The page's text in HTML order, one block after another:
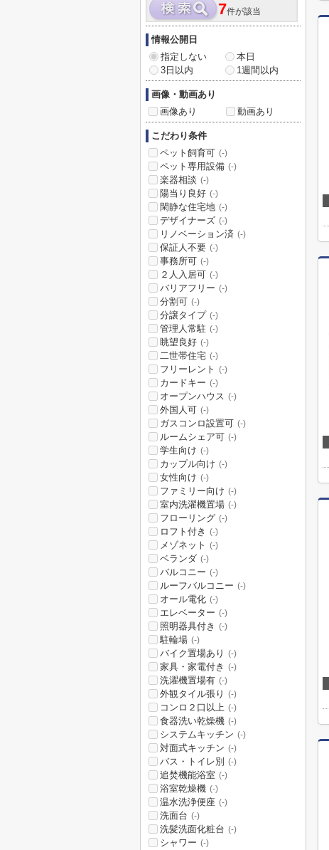
7件が該当
情報公開日
指定しない
本日
3日以内
1週間以内
画像・動画あり
画像あり
動画あり
こだわり条件
ペット飼育可 (-)
ペット専用設備 (-)
楽器相談 (-)
陽当り良好 (-)
閑静な住宅地 (-)
デザイナーズ (-)
リノベーション済 (-)
保証人不要 (-)
事務所可 (-)
２人入居可 (-)
バリアフリー (-)
分割可 (-)
分譲タイプ (-)
管理人常駐 (-)
眺望良好 (-)
二世帯住宅 (-)
フリーレント (-)
カードキー (-)
オープンハウス (-)
外国人可 (-)
ガスコンロ設置可 (-)
ルームシェア可 (-)
学生向け (-)
カップル向け (-)
女性向け (-)
ファミリー向け (-)
室内洗濯機置場 (-)
フローリング (-)
ロフト付き (-)
メゾネット (-)
ベランダ (-)
バルコニー (-)
ルーフバルコニー (-)
オール電化 (-)
エレベーター (-)
照明器具付き (-)
駐輪場 (-)
バイク置場あり (-)
家具・家電付き (-)
洗濯機置場有 (-)
外観タイル張り (-)
コンロ２口以上 (-)
食器洗い乾燥機 (-)
システムキッチン (-)
対面式キッチン (-)
バス・トイレ別 (-)
追焚機能浴室 (-)
浴室乾燥機 (-)
温水洗浄便座 (-)
洗面台 (-)
洗髪洗面化粧台 (-)
シャワー (-)